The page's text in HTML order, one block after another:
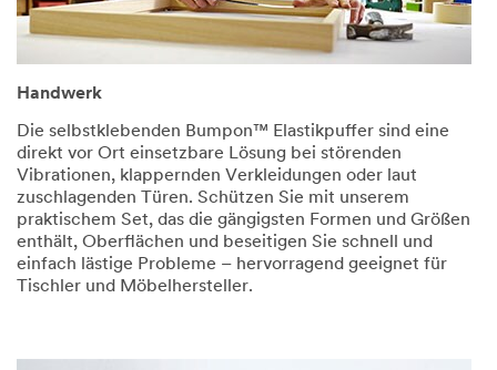
Handwerk
Die selbstklebenden Bumpon™ Elastikpuffer sind eine
direkt vor Ort einsetzbare Lösung bei störenden
Vibrationen, klappernden Verkleidungen oder laut
zuschlagenden Türen. Schützen Sie mit unserem
praktischem Set, das die gängigsten Formen und Größen
enthält, Oberflächen und beseitigen Sie schnell und
einfach lästige Probleme – hervorragend geeignet für
Tischler und Möbelhersteller.